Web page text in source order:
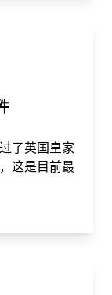
了英国皇家
这是目前最